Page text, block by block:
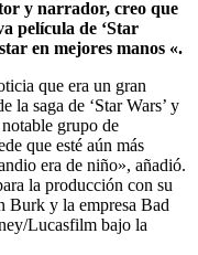
y narrador, creo que
película de ‘Star
en mejores manos «.
que era un gran
la saga de ‘Star Wars’ y
grupo de
que esté aún más
era de niño», añadió.
la producción con su
Burk y la empresa Bad
Lucasfilm bajo la